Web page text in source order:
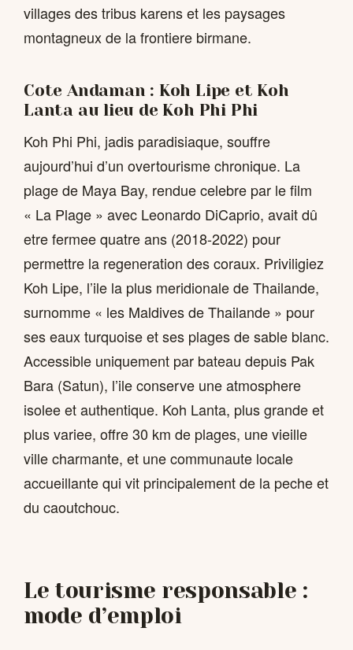
villages des tribus karens et les paysages
montagneux de la frontiere birmane.
Cote Andaman : Koh Lipe et Koh
Lanta au lieu de Koh Phi Phi
Koh Phi Phi, jadis paradisiaque, souffre
aujourd’hui d’un overtourisme chronique. La
plage de Maya Bay, rendue celebre par le film
« La Plage » avec Leonardo DiCaprio, avait dû
etre fermee quatre ans (2018-2022) pour
permettre la regeneration des coraux. Priviligiez
Koh Lipe, l’ile la plus meridionale de Thailande,
surnomme « les Maldives de Thailande » pour
ses eaux turquoise et ses plages de sable blanc.
Accessible uniquement par bateau depuis Pak
Bara (Satun), l’ile conserve une atmosphere
isolee et authentique. Koh Lanta, plus grande et
plus variee, offre 30 km de plages, une vieille
ville charmante, et une communaute locale
accueillante qui vit principalement de la peche et
du caoutchouc.
Le tourisme responsable :
mode d’emploi